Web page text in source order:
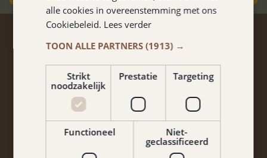
AUF DEM LAUFENDEN
BLEIBEN?
Keine Rabatte und Arrangements verpassen?
Melden Sie sich für unseren Newsletter an!
alle cookies in overeenstemming met ons
Cookiebeleid. Lees verder
TOON ALLE PARTNERS (1913) →
Strikt
noodzakelijk
Prestatie Targeting
Functioneel
Niet-
geclassificeerd